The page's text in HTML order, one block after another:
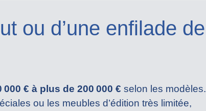
ou d’une enfilade de
000 € à plus de 200 000 € selon les modèles.
ou les meubles d’édition très limitée,